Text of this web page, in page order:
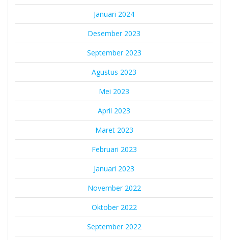
Januari 2024
Desember 2023
September 2023
Agustus 2023
Mei 2023
April 2023
Maret 2023
Februari 2023
Januari 2023
November 2022
Oktober 2022
September 2022